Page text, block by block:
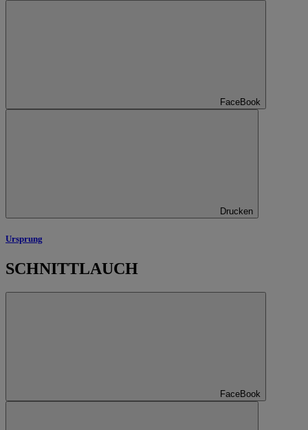
FaceBook
Drucken
Ursprung
SCHNITTLAUCH
FaceBook